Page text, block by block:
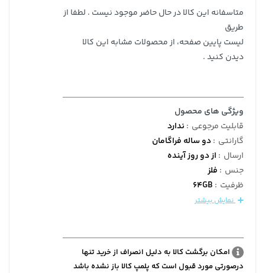
متاسفانه این کالا در حال حاضر موجود نیست . لطفا از
طریق
لیست پایین صفحه، از محصولات مشابه این کالا
دیدن کنید .
ویژگی های محصول
قابلیت مرجوعی : ندارد
گارانتی :دو ساله فراگامان
ارسال : از دو روز آینده
جنس : فلز
ظرفیت :
64GB
نمایش بیشتر
امکان برگشت کالا به دلیل انصراف از خرید تنها
درصورتی مورد قبول است که پلمپ کالا باز نشده باشد